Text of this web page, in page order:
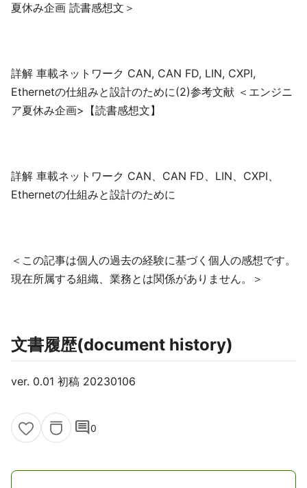
夏休み企画 読書感想文＞
詳解 車載ネットワーク CAN, CAN FD, LIN, CXPI,
Ethernetの仕組みと設計のために(2)参考文献 ＜エンジニ
ア夏休み企画>【読書感想文】
詳解 車載ネットワーク CAN、CAN FD、LIN、CXPI、
Ethernetの仕組みと設計のために
＜この記事は個人の過去の経験に基づく個人の感想です。
現在所属する組織、業務とは関係がありません。＞
文書履歴(document history)
ver. 0.01 初稿 20230106
comment0